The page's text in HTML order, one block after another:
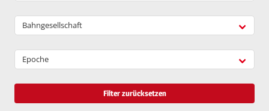
Bahngesellschaft
Epoche
Filter zurücksetzen